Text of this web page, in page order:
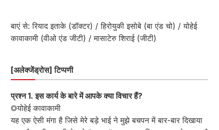
बाएं से: रियाद इताके (डॉक्टर) / हिरोयुकी इसोबे (बा एंड चो) / योहेई
कावाकामी (वीओ एंड जीटी) / मासाटेरु शिराई (जीटी)
[अलेक्जेंड्रोस] टिप्पणी
प्रश्न 1. इस कार्य के बारे में आपके क्या विचार हैं?
◎योहेई कावाकामी
यह एक ऐसी मंगा है जिसे मेरे बड़े भाई ने मुझे बचपन में बार-बार दिखाया